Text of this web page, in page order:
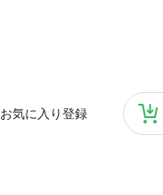
お気に入り登録